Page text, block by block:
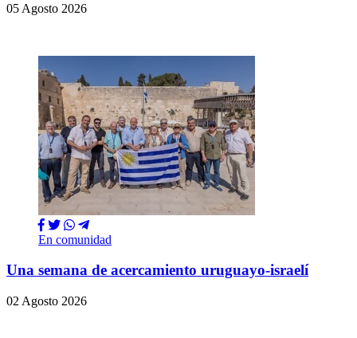
05 Agosto 2026
En comunidad
Una semana de acercamiento uruguayo-israelí
02 Agosto 2026